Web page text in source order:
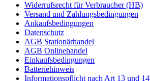
Widerrufsrecht für Verbraucher (HB)
Versand und Zahlungsbedingungen
Ankaufsbedingungen
Datenschutz
AGB Stationärhandel
AGB Onlinehandel
Einkaufsbedingungen
Batteriehinweis
Informationspflicht nach Art 13 und 14